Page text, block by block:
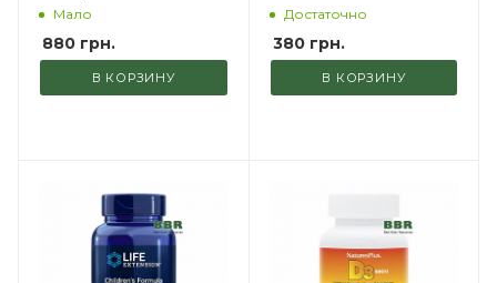
Мало
880 грн.
В КОРЗИНУ
Достаточно
380грн.
В КОРЗИНУ